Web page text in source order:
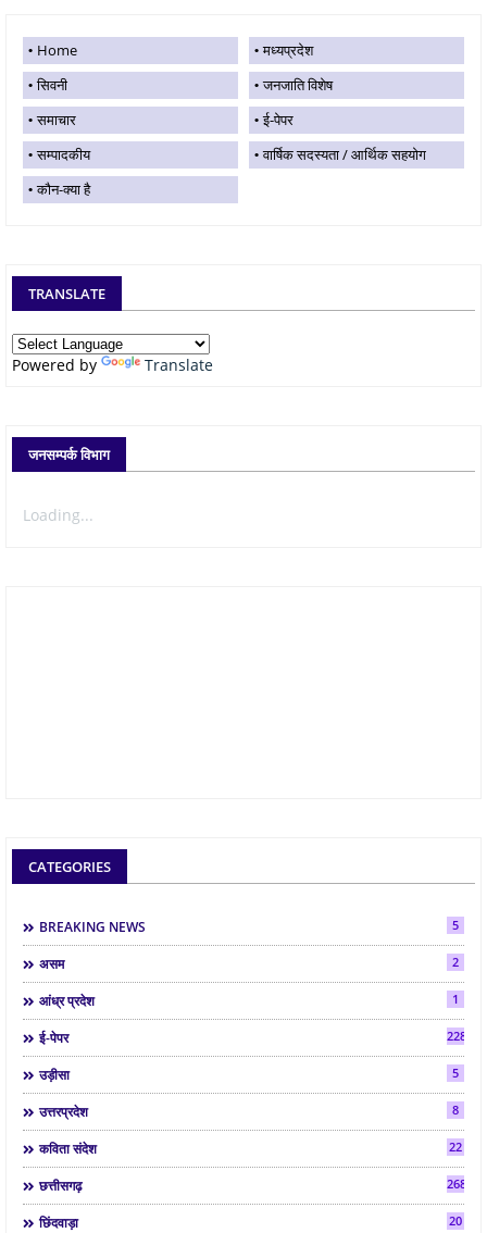
Home
मध्यप्रदेश
सिवनी
जनजाति विशेष
समाचार
ई-पेपर
सम्पादकीय
वार्षिक सदस्यता / आर्थिक सहयोग
कौन-क्या है
TRANSLATE
Powered by Translate
जनसम्पर्क विभाग
Loading...
CATEGORIES
BREAKING NEWS 5
असम 2
आंध्र प्रदेश 1
ई-पेपर 2286
उड़ीसा 5
उत्तरप्रदेश 8
कविता संदेश 22
छत्तीसगढ़ 268
छिंदवाड़ा 20